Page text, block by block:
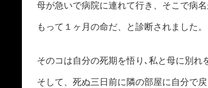
母が急いで病院に連れて行き、そこで病名
もって１ヶ月の命だ、と診断されました。
そのコは自分の死期を悟り､私と母に別れ
そして、死ぬ三日前に隣の部屋に自分で戻